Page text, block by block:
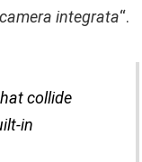
integrata“.
collide
in